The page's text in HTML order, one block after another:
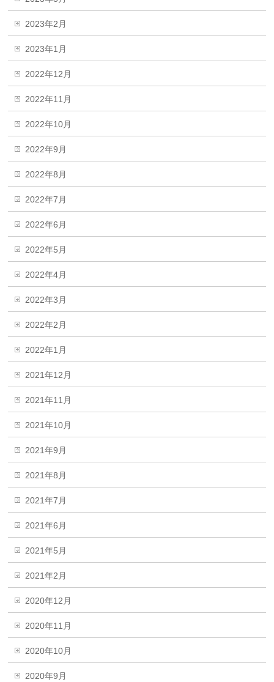
2023年2月
2023年1月
2022年12月
2022年11月
2022年10月
2022年9月
2022年8月
2022年7月
2022年6月
2022年5月
2022年4月
2022年3月
2022年2月
2022年1月
2021年12月
2021年11月
2021年10月
2021年9月
2021年8月
2021年7月
2021年6月
2021年5月
2021年2月
2020年12月
2020年11月
2020年10月
2020年9月